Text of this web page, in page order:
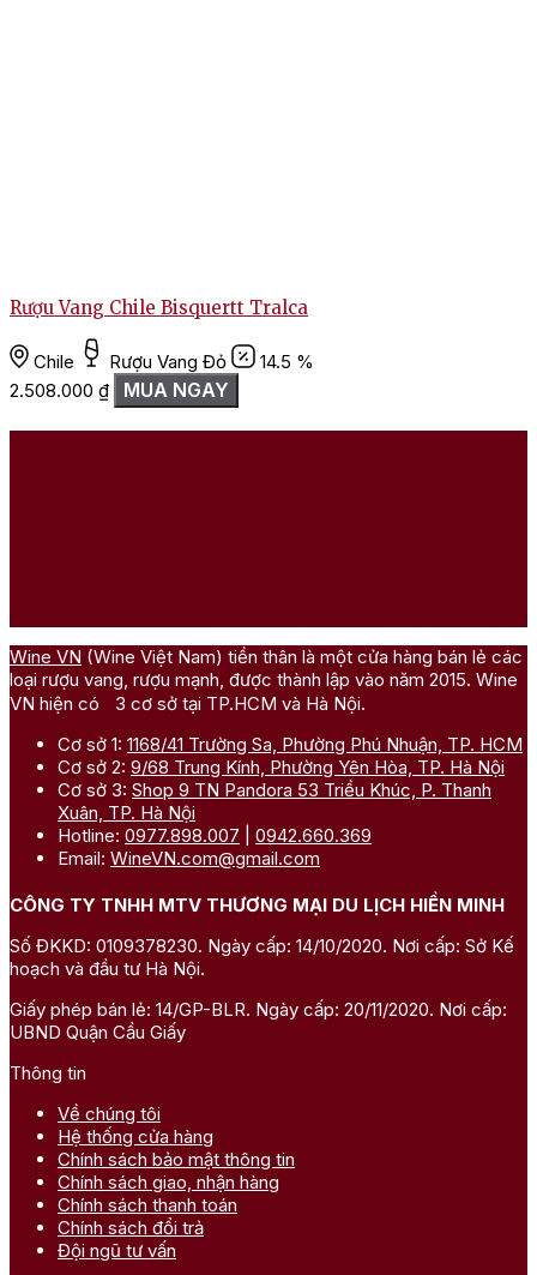
Rượu Vang Chile Bisquertt Tralca
Chile Rượu Vang Đỏ
14.5 %
2.508.000 ₫ MUA NGAY
Wine VN (Wine Việt Nam) tiền thân là một cửa hàng bán lẻ các
loại rượu vang, rượu mạnh, được thành lập vào năm 2015. Wine
VN hiện có 3 cơ sở tại TP.HCM và Hà Nội.
Cơ sở 1: 1168/41 Trường Sa, Phường Phú Nhuận, TP. HCM
Cơ sở 2: 9/68 Trung Kính, Phường Yên Hòa, TP. Hà Nội
Cơ sở 3: Shop 9 TN Pandora 53 Triều Khúc, P. Thanh
Xuân, TP. Hà Nội
Hotline: 0977.898.007
0942.660.369
Email: WineVN.com@gmail.com
CÔNG TY TNHH MTV THƯƠNG MẠI DU LỊCH HIỀN MINH
Số ĐKKD: 0109378230. Ngày cấp: 14/10/2020. Nơi cấp: Sở Kế
hoạch và đầu tư Hà Nội.
Giấy phép bán lẻ: 14/GP-BLR. Ngày cấp: 20/11/2020. Nơi cấp:
UBND Quận Cầu Giấy
Thông tin
Về chúng tôi
Hệ thống cửa hàng
Chính sách bảo mật thông tin
Chính sách giao, nhận hàng
Chính sách thanh toán
Chính sách đổi trả
Đội ngũ tư vấn